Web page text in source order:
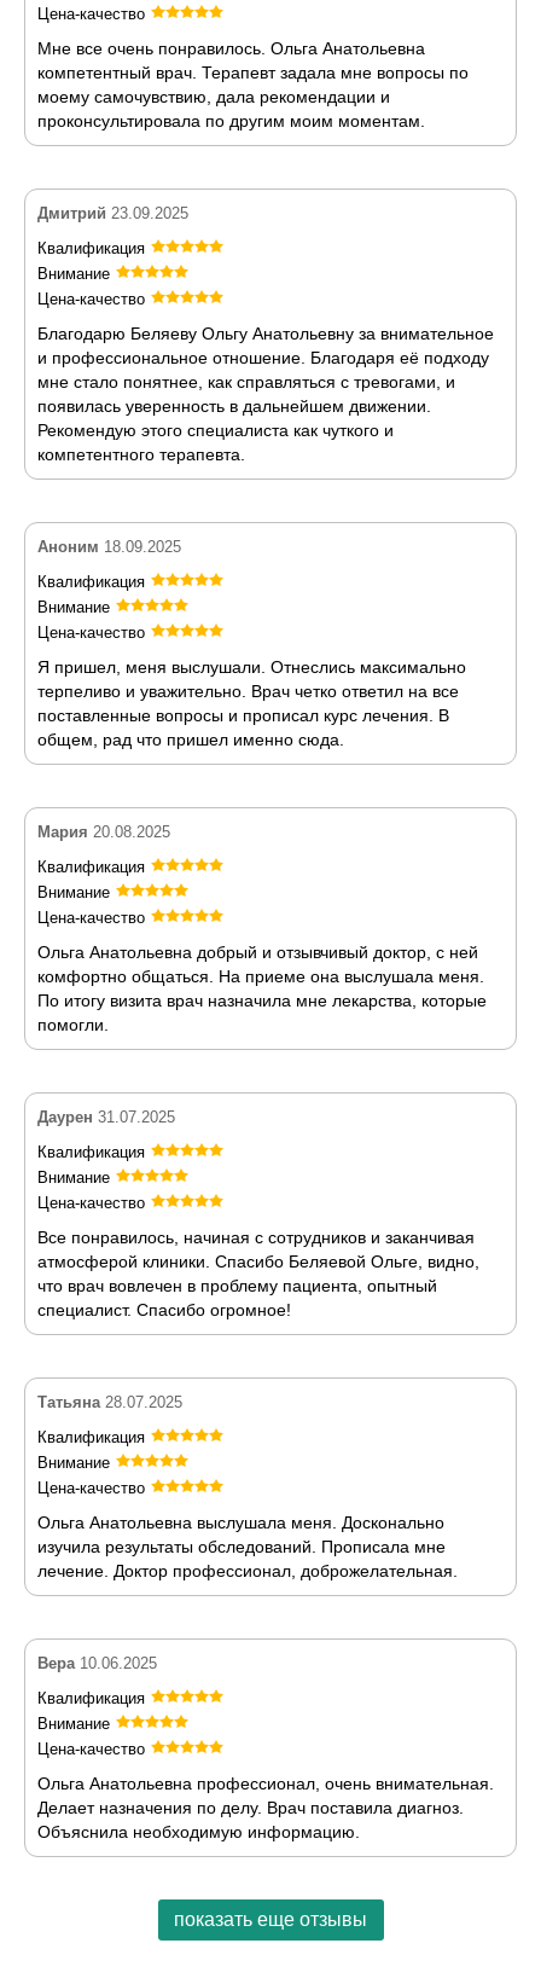
Цена-качество
Мне все очень понравилось. Ольга Анатольевна
компетентный врач. Терапевт задала мне вопросы по
моему самочувствию, дала рекомендации и
проконсультировала по другим моим моментам.
Дмитрий 23.09.2025
Квалификация
Внимание
Цена-качество
Благодарю Беляеву Ольгу Анатольевну за внимательное
и профессиональное отношение. Благодаря её подходу
мне стало понятнее, как справляться с тревогами, и
появилась уверенность в дальнейшем движении.
Рекомендую этого специалиста как чуткого и
компетентного терапевта.
Аноним 18.09.2025
Квалификация
Внимание
Цена-качество
Я пришел, меня выслушали. Отнеслись максимально
терпеливо и уважительно. Врач четко ответил на все
поставленные вопросы и прописал курс лечения. В
общем, рад что пришел именно сюда.
Мария 20.08.2025
Квалификация
Внимание
Цена-качество
Ольга Анатольевна добрый и отзывчивый доктор, с ней
комфортно общаться. На приеме она выслушала меня.
По итогу визита врач назначила мне лекарства, которые
помогли.
Даурен 31.07.2025
Квалификация
Внимание
Цена-качество
Все понравилось, начиная с сотрудников и заканчивая
атмосферой клиники. Спасибо Беляевой Ольге, видно,
что врач вовлечен в проблему пациента, опытный
специалист. Спасибо огромное!
Татьяна 28.07.2025
Квалификация
Внимание
Цена-качество
Ольга Анатольевна выслушала меня. Досконально
изучила результаты обследований. Прописала мне
лечение. Доктор профессионал, доброжелательная.
Вера 10.06.2025
Квалификация
Внимание
Цена-качество
Ольга Анатольевна профессионал, очень внимательная.
Делает назначения по делу. Врач поставила диагноз.
Объяснила необходимую информацию.
показать еще отзывы